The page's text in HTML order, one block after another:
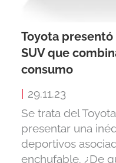
Toyota
SUV que
consumo
29.11.23
Se trata del
presentar una
deportivos
enchufable. ¿De